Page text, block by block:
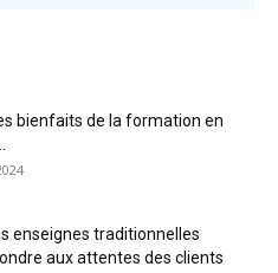
bienfaits de la formation en
enseignes traditionnelles
aux attentes des clients